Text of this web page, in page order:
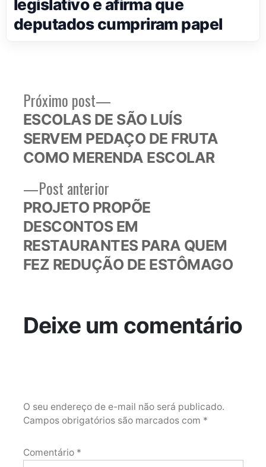
legislativo e afirma que
deputados cumpriram papel
Navegação
de
Post
Post anteriorPost
anterior:
PROJETO PROPÕE
DESCONTOS EM
RESTAURANTES PARA QUEM
FEZ REDUÇÃO DE ESTÔMAGO
Próximo post
Próximo
post:
ESCOLAS DE SÃO LUÍS
SERVEM PEDAÇO DE FRUTA
COMO MERENDA ESCOLAR
Deixe um comentário
O seu endereço de e-mail não será publicado.
Campos obrigatórios são marcados com *
Comentário *